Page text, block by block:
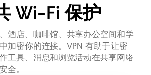
Wi-Fi 保护
酒店、咖啡馆、共享办公空间和学
加密你的连接。VPN 有助于让密
工具、消息和浏览活动在共享网络
全。